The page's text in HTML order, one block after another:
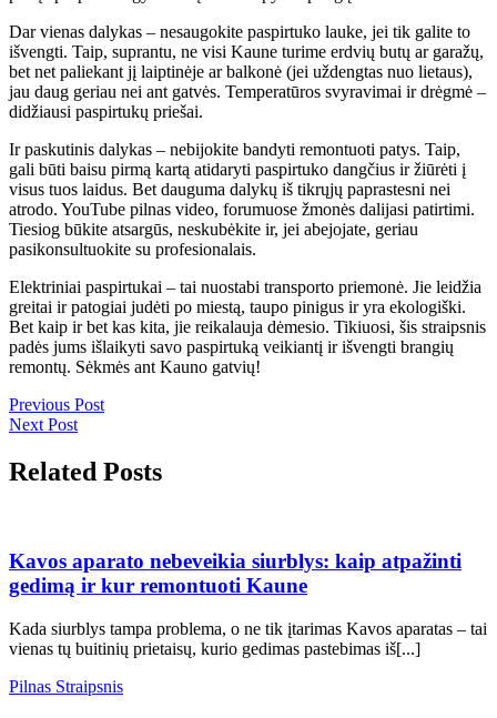
Dar vienas dalykas – nesaugokite paspirtuko lauke, jei tik galite to
išvengti. Taip, suprantu, ne visi Kaune turime erdvių butų ar garažų,
bet net paliekant jį laiptinėje ar balkonė (jei uždengtas nuo lietaus),
jau daug geriau nei ant gatvės. Temperatūros svyravimai ir drėgmė –
didžiausi paspirtukų priešai.
Ir paskutinis dalykas – nebijokite bandyti remontuoti patys. Taip,
gali būti baisu pirmą kartą atidaryti paspirtuko dangčius ir žiūrėti į
visus tuos laidus. Bet dauguma dalykų iš tikrųjų paprastesni nei
atrodo. YouTube pilnas video, forumuose žmonės dalijasi patirtimi.
Tiesiog būkite atsargūs, neskubėkite ir, jei abejojate, geriau
pasikonsultuokite su profesionalais.
Elektriniai paspirtukai – tai nuostabi transporto priemonė. Jie leidžia
greitai ir patogiai judėti po miestą, taupo pinigus ir yra ekologiški.
Bet kaip ir bet kas kita, jie reikalauja dėmesio. Tikiuosi, šis straipsnis
padės jums išlaikyti savo paspirtuką veikiantį ir išvengti brangių
remontų. Sėkmės ant Kauno gatvių!
Navigacija
tarp
įrašų
Previous PostPrevious
Next PostNext
Related Posts
nebeveikia
siurblys:
kaip
gedimą
ir
kur
remontuoti
Kavos aparato nebeveikia siurblys: kaip atpažinti
gedimą ir kur remontuoti Kaune
Kada siurblys tampa problema, o ne tik įtarimas Kavos aparatas – tai
vienas tų buitinių prietaisų, kurio gedimas pastebimas iš[...]
Pilnas StraipsnisPilnas